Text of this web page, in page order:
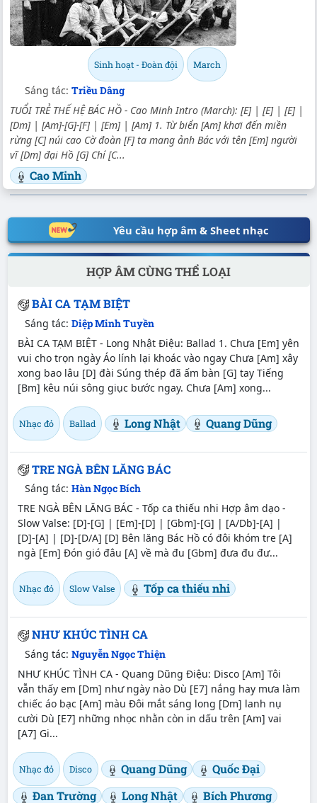
Sinh hoạt - Đoàn đội March
Sáng tác: Triều Dâng
TUỔI TRẺ THẾ HỆ BÁC HỒ - Cao Minh Intro (March): [E] | [E] | [E] |
[Dm] | [Am]-[G]-[F] | [Em] | [Am] 1. Từ biển [Am] khơi đến miền
rừng [C] núi cao Cờ đoàn [F] ta mang ảnh Bác với tên [Em] người
vĩ [Dm] đại Hồ [G] Chí [C...
Cao Minh
Yêu cầu hợp âm & Sheet nhạc
HỢP ÂM CÙNG THỂ LOẠI
BÀI CA TẠM BIỆT
Sáng tác: Diệp Minh Tuyền
BÀI CA TẠM BIỆT - Long Nhật Điệu: Ballad 1. Chưa [Em] yên
vui cho trọn ngày Áo lính lại khoác vào ngay Chưa [Am] xây
xong bao lâu [D] đài Súng thép đã ấm bàn [G] tay Tiếng
[Bm] kêu núi sông giục bước ngay. Chưa [Am] xong...
Nhạc đỏ Ballad Long Nhật Quang Dũng
TRE NGÀ BÊN LĂNG BÁC
Sáng tác: Hàn Ngọc Bích
TRE NGÀ BÊN LĂNG BÁC - Tốp ca thiếu nhi Hợp âm dạo -
Slow Valse: [D]-[G] | [Em]-[D] | [Gbm]-[G] | [A/Db]-[A] |
[D]-[A] | [D]-[D/A] [D] Bên lăng Bác Hồ có đôi khóm tre [A]
ngà [Em] Đón gió đâu [A] về mà đu [Gbm] đưa đu đư...
Nhạc đỏ Slow Valse Tốp ca thiếu nhi
NHƯ KHÚC TÌNH CA
Sáng tác: Nguyễn Ngọc Thiện
NHƯ KHÚC TÌNH CA - Quang Dũng Điệu: Disco [Am] Tôi
vẫn thấy em [Dm] như ngày nào Dù [E7] nắng hay mưa làm
chiếc áo bạc [Am] màu Đôi mắt sáng long [Dm] lanh nụ
cười Dù [E7] những nhọc nhằn còn in dấu trên [Am] vai
[A7] Gi...
Nhạc đỏ Disco Quang Dũng
Quốc Đại
Đan Trường
Long Nhật Bích Phương